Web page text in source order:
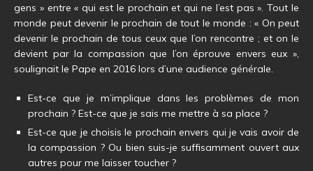
gens » entre « qui est le prochain et qui ne l’est pas ». Tout le
monde peut devenir le prochain de tout le monde : « On peut
devenir le prochain de tous ceux que l’on rencontre ; et on le
devient par la compassion que l’on éprouve envers eux »,
soulignait le Pape en 2016 lors d’une audience générale.
Est-ce que je m’implique dans les problèmes de mon
prochain ? Est-ce que je sais me mettre à sa place ?
Est-ce que je choisis le prochain envers qui je vais avoir de
la compassion ? Ou bien suis-je suffisamment ouvert aux
autres pour me laisser toucher ?